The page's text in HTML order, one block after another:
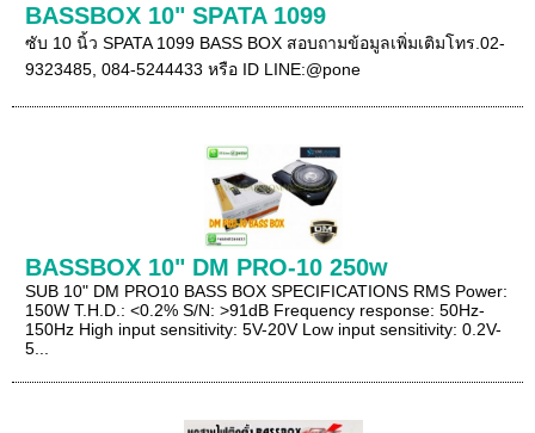
BASSBOX 10" SPATA 1099
ซับ 10 นิ้ว SPATA 1099 BASS BOX สอบถามข้อมูลเพิ่มเติมโทร.02-
9323485, 084-5244433 หรือ ID LINE:@pone
BASSBOX 10" DM PRO-10 250w
SUB 10" DM PRO10 BASS BOX SPECIFICATIONS RMS Power:
150W T.H.D.: <0.2% S/N: >91dB Frequency response: 50Hz-
150Hz High input sensitivity: 5V-20V Low input sensitivity: 0.2V-
5...